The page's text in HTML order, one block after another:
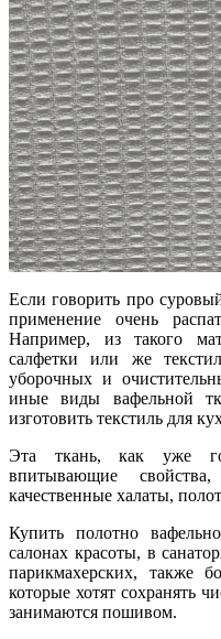
Если говорить про
применение очень
Например, из такого
салфетки или же
уборочных и
иные виды вафельной
изготовить текстиль для
Эта ткань, как уже
впитывающие
качественные халаты,
Купить полотно
салонах красоты, в
парикмахерских, также
которые хотят сохранять
занимаются пошивом.